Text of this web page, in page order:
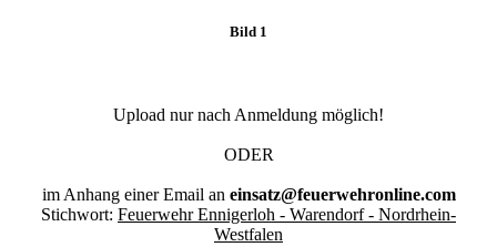
Bild 1
Upload nur nach Anmeldung möglich!
ODER
im Anhang einer Email an einsatz@feuerwehronline.com
Stichwort: Feuerwehr Ennigerloh - Warendorf - Nordrhein-
Westfalen